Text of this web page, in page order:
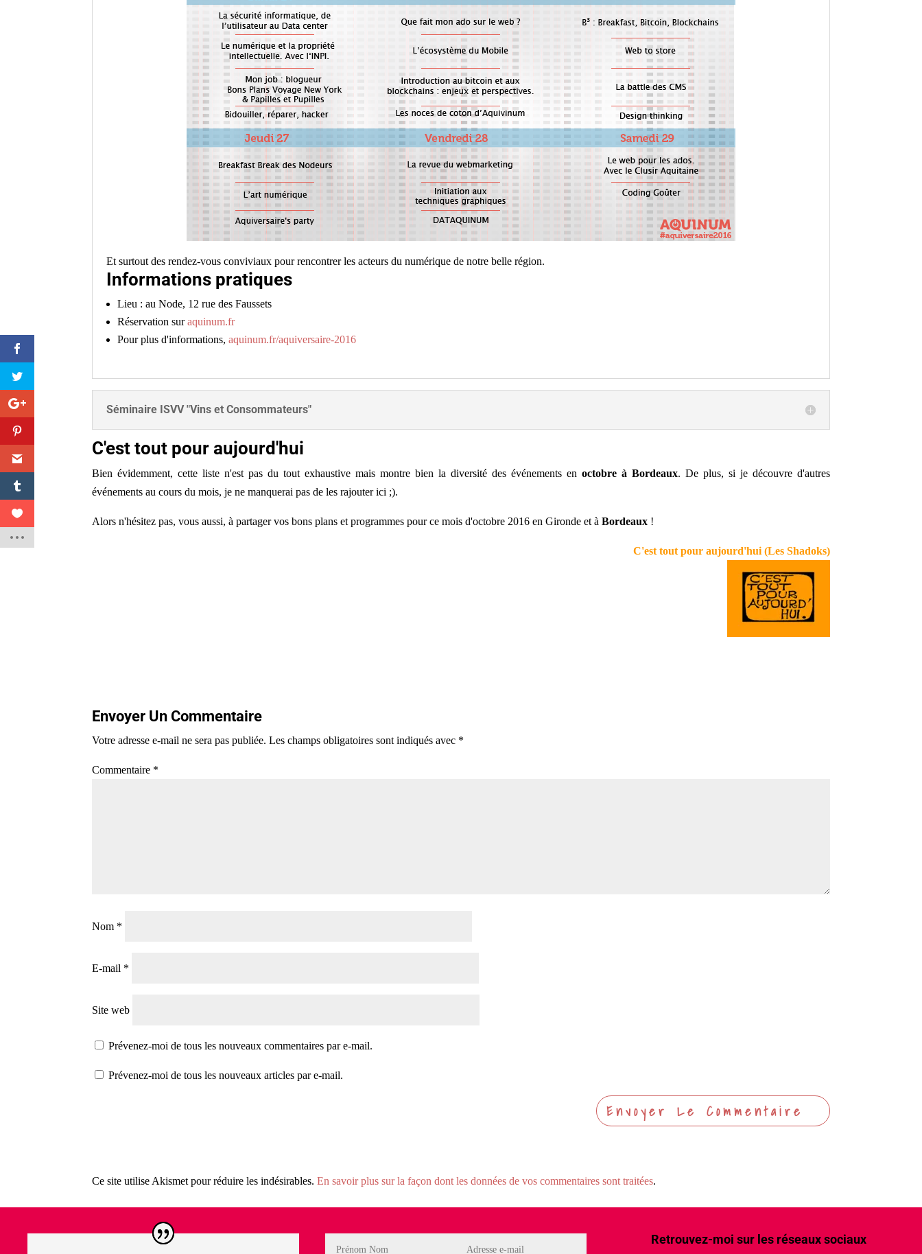
Et surtout des rendez-vous conviviaux pour rencontrer les acteurs du numérique de notre belle région.
Informations pratiques
Lieu : au Node, 12 rue des Faussets
Réservation suraquinum.fr
Pour plus d'informations,aquinum.fr/aquiversaire-2016
Séminaire ISVV "Vins et Consommateurs"
C'est tout pour aujourd'hui
Bien évidemment, cette liste n'est pas du tout exhaustive mais montre bien la diversité des événements en octobre à Bordeaux. De plus, si je découvre d'autres
événements au cours du mois, je ne manquerai pas de les rajouter ici ;).
Alors n'hésitez pas, vous aussi, à partager vos bons plans et programmes pour ce mois d'octobre 2016 en Gironde et àBordeaux !
C'est tout pour aujourd'hui (Les Shadoks)
Envoyer Un Commentaire
Votre adresse e-mail ne sera pas publiée. Les champs obligatoires sont indiqués avec *
Commentaire *
Nom *
E-mail *
Site web
Prévenez-moi de tous les nouveaux commentaires par e-mail.
Prévenez-moi de tous les nouveaux articles par e-mail.
Ce site utilise Akismet pour réduire les indésirables.En savoir plus sur la façon dont les données de vos commentaires sont traitées.
Retrouvez-moi sur les réseaux sociaux